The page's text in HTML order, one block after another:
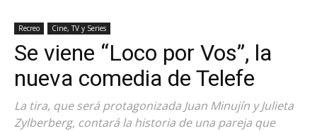
Recreo Cine, TV y Series
Se viene “Loco por Vos”, la
nueva comedia de Telefe
La tira, que será protagonizada Juan Minujín y Julieta
Zylberberg, contará la historia de una pareja que